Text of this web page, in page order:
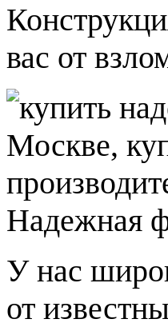
вас от
Надежная
У нас
от